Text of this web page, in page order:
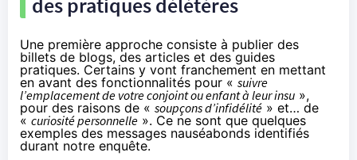
des pratiques délétères
Une première approche consiste à publier des
billets de blogs, des articles et des guides
pratiques. Certains y vont franchement en mettant
en avant des fonctionnalités pour « suivre
l’emplacement de votre conjoint ou enfant à leur insu »,
pour des raisons de « soupçons d’infidélité » et… de
« curiosité personnelle ». Ce ne sont que quelques
exemples des messages nauséabonds identifiés
durant notre enquête.